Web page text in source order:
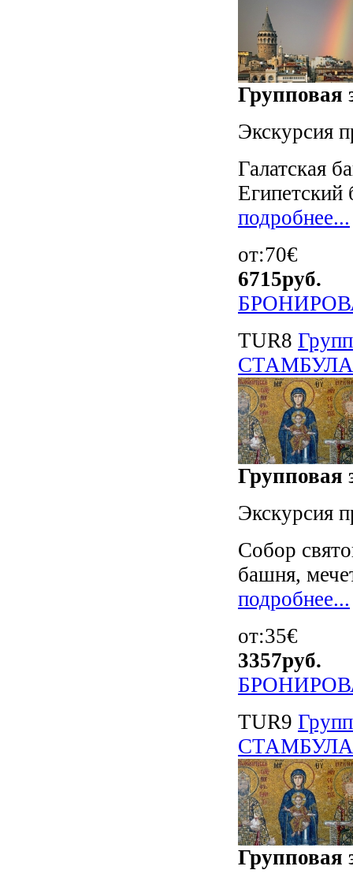
Групповая
Экскурсия
Галатская
Египетский
подробнее...
от:70€
6715руб.
TUR8
СТАМБУЛА"
Групповая
Экскурсия
Собор
башня,
подробнее...
от:35€
3357руб.
TUR9
СТАМБУЛА"
Групповая